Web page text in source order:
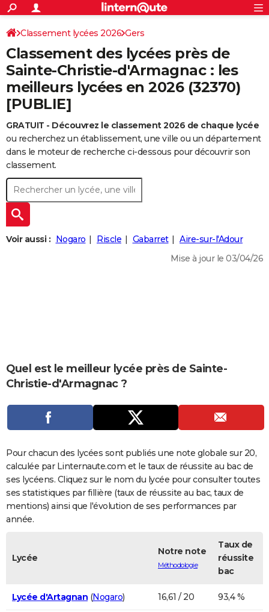
ACTUALITÉS
Politique
Société
Faits Divers
Education
Monde
Villes
+
SPORT
Coupe du monde 2026
Football
Tennis
Cyclisme
Rugby
Forum
CULTURE
Programme TV
TNT
Streaming
Cinéma
Sorties cinéma
Musique
+
FINANCE
Retraite
Impôts
Epargne
Immobilier
Risques naturels par ville
Banque
Assurance
Crédit
AUTO
Réserver un essai
Citadines
Berlines
Forum auto
HIGH-TECH
BRICOLAGE
Aménagement intérieur
Cuisine
Jardinage
+ WEEK-END
Guides de France
Escapades
Patrimoine
Expositions
Musées
Week-end nature
+
LIFESTYLE
SANTE
Carte de Noël
Carte Bonne année
Carte Saint-Valentin
Carte Pâques
Carte d'anniversaire
DICTIONNAIRE
Dictionnaire
Biographies
Citations
Expressions
Proverbes
PROGRAMME TV
COPAINS D'AVANT
S'inscrire
Se connecter
Lycées
Collèges
Primaires
Universités
Entreprises
Service militaire
Avis de recherche
AVIS DE DÉCÈS
FORUM
Bricolage
Lifestyle
Culture
Television
Voyage
Cinema
S'inscrire
Connexion
Classement lycées 2026 Gers
Classement des lycées près de
Sainte-Christie-d'Armagnac : les
meilleurs lycées en 2026 (32370)
[PUBLIE]
GRATUIT - Découvrez le classement 2026 de chaque lycée
ou recherchez un établissement, une ville ou un département
dans le moteur de recherche ci-dessous pour découvrir son
classement.
Voir aussi : Nogaro Riscle Gabarret
Aire-sur-l'Adour
Mise à jour le 03/04/26
Quel est le meilleur lycée près de Sainte-
Christie-d'Armagnac ?
Pour chacun des lycées sont publiés une note globale sur 20,
calculée par Linternaute.com et le taux de réussite au bac de
ses lycéens. Cliquez sur le nom du lycée pour consulter toutes
ses statistiques par fillière (taux de réussite au bac, taux de
mentions) ainsi que l'évolution de ses performances par
année.
Lycée
Notre note
Méthodologie
Taux de
réussite
bac
Lycée d'Artagnan (Nogaro) 16,61 / 20 93,4 %